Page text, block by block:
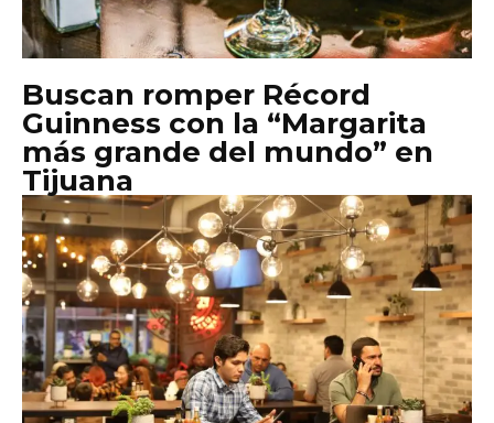
Buscan romper Récord
Guinness con la “Margarita
más grande del mundo” en
Tijuana